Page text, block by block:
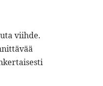
viihde.